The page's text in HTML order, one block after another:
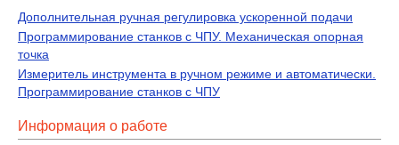
Дополнительная ручная регулировка ускоренной подачи
Программирование станков с ЧПУ. Механическая опорная
точка
Измеритель инструмента в ручном режиме и автоматически.
Программирование станков с ЧПУ
Информация о работе